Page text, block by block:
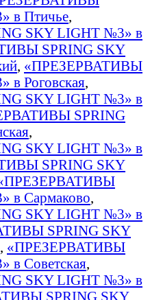
в Птичье,
SKY LIGHT №3» в
SPRING SKY
, «ПРЕЗЕРВАТИВЫ
в Роговская,
SKY LIGHT №3» в
SPRING
,
SKY LIGHT №3» в
SPRING SKY
в Сармаково,
SKY LIGHT №3» в
SPRING SKY
, «ПРЕЗЕРВАТИВЫ
в Советская,
SKY LIGHT №3» в
SPRING SKY